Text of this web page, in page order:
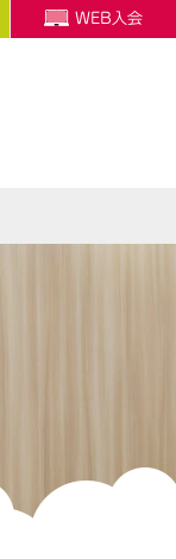
WEB入会